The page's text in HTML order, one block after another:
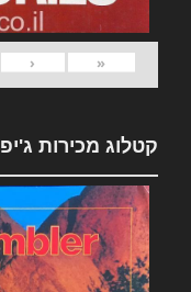
«
‹
קטלוג מכירות ג'יפ 1981